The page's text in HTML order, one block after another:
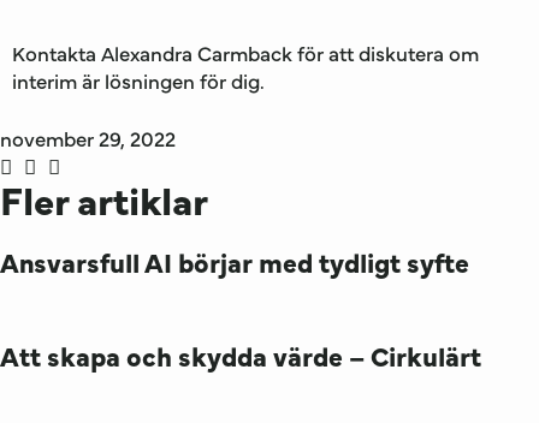
Kontakta Alexandra Carmback för att diskutera om
interim är lösningen för dig.
november 29, 2022
Fler artiklar
Ansvarsfull AI börjar med tydligt syfte
Att skapa och skydda värde – Cirkulärt